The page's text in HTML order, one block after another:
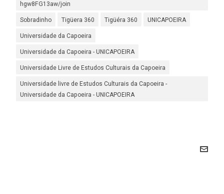
hgw8FG13aw/join
Sobradinho Tigüera 360 Tigüéra 360 UNICAPOEIRA
Universidade da Capoeira
Universidade da Capoeira - UNICAPOEIRA
Universidade Livre de Estudos Culturais da Capoeira
Universidade livre de Estudos Culturais da Capoeira -
Universidade da Capoeira - UNICAPOEIRA